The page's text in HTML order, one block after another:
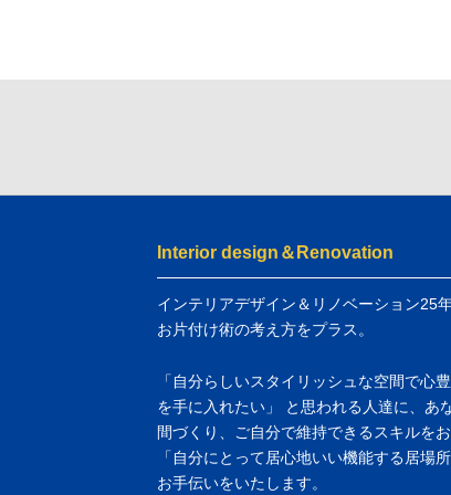
Interior design＆Renovation
インテリアデザイン＆リノベーション25年
お片付け術の考え方をプラス。
「自分らしいスタイリッシュな空間で心
を手に入れたい」 と思われる人達に、あ
間づくり、ご自分で維持できるスキルをお
「自分にとって居心地いい機能する居場
お手伝いをいたします。